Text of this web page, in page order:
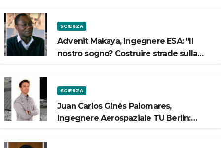
SCIENZA
Advenit Makaya, Ingegnere ESA: “Il
nostro sogno? Costruire strade sulla
SCIENZA
Juan Carlos Ginés Palomares,
Ingegnere Aerospaziale TU Berlin: